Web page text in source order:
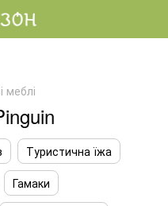
меблі
Туристична їжа
Гамаки